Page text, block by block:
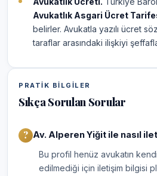
Avukatlık Asgari Ücret
belirler. Avukatla yazılı ücret
taraflar arasındaki ilişkiyi
PRATIK BILGILER
Sıkça Sorulan Sorular
Av. Alperen Yiğit ile nasıl
Bu profil henüz avukatın
edilmediği için iletişim bilgisi